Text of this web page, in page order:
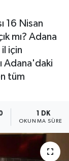
16 Nisan
mı? Adana
il için
Adana'daki
tüm
1 DK
OKUNMA SÜRESI